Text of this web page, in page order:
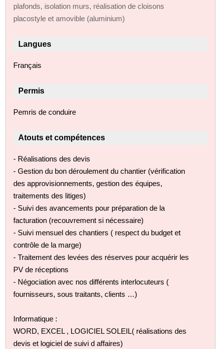
plafonds, isolation murs, réalisation de cloisons
placostyle et amovible (aluminium)
Langues
Français
Permis
Pemris de conduire
Atouts et compétences
- Réalisations des devis
- Gestion du bon déroulement du chantier (vérification
des approvisionnements, gestion des équipes,
traitements des litiges)
- Suivi des avancements pour préparation de la
facturation (recouvrement si nécessaire)
- Suivi mensuel des chantiers ( respect du budget et
contrôle de la marge)
- Traitement des levées des réserves pour acquérir les
PV de réceptions
- Négociation avec nos différents interlocuteurs (
fournisseurs, sous traitants, clients …)
Informatique :
WORD, EXCEL , LOGICIEL SOLEIL( réalisations des
devis et logiciel de suivi d affaires)